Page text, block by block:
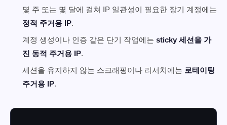
몇 주 또는 몇 달에 걸쳐 IP 일관성이 필요한 장기 계정에는
정적 주거용 IP.
계정 생성이나 인증 같은 단기 작업에는 sticky 세션을 가
진 동적 주거용 IP.
세션을 유지하지 않는 스크래핑이나 리서치에는 로테이팅
주거용 IP.